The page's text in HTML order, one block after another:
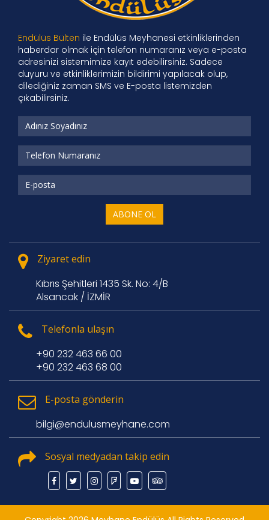
Endülüs Bülten ile Endülüs Meyhanesi etkinliklerinden
haberdar olmak için telefon numaranız veya e-posta
adresinizi sistemimize kayıt edebilirsiniz. Sadece
duyuru ve etkinliklerimizin bildirimi yapılacak olup,
dilediğiniz zaman SMS ve E-posta listemizden
çıkabilirsiniz.
Adınız
Soyadınız
Telefon
Numaranız
posta
ABONE OL
Ziyaret edin
Kıbrıs Şehitleri 1435 Sk. No: 4/B
Alsancak / İZMİR
Telefonla ulaşın
+90 232 463 66 00
+90 232 463 68 00
E-posta gönderin
bilgi@endulusmeyhane.com
Sosyal medyadan takip edin